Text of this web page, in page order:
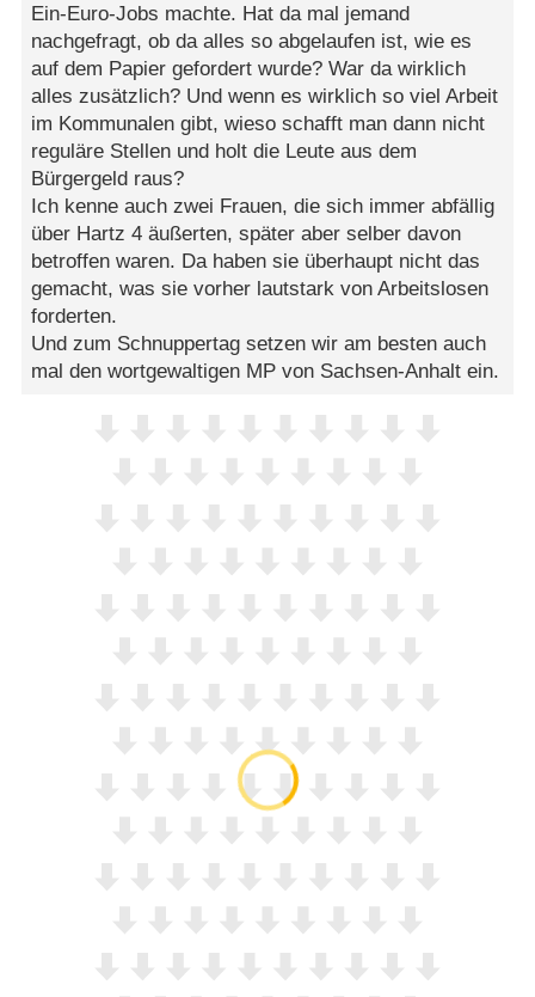
Ein-Euro-Jobs machte. Hat da mal jemand
nachgefragt, ob da alles so abgelaufen ist, wie es
auf dem Papier gefordert wurde? War da wirklich
alles zusätzlich? Und wenn es wirklich so viel Arbeit
im Kommunalen gibt, wieso schafft man dann nicht
reguläre Stellen und holt die Leute aus dem
Bürgergeld raus?
Ich kenne auch zwei Frauen, die sich immer abfällig
über Hartz 4 äußerten, später aber selber davon
betroffen waren. Da haben sie überhaupt nicht das
gemacht, was sie vorher lautstark von Arbeitslosen
forderten.
Und zum Schnuppertag setzen wir am besten auch
mal den wortgewaltigen MP von Sachsen-Anhalt ein.